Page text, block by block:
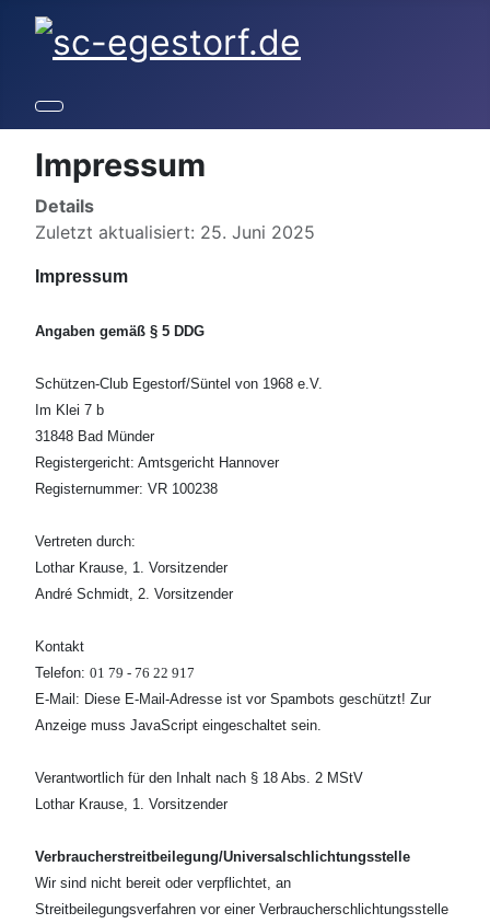
Impressum
Details
Zuletzt aktualisiert: 25. Juni 2025
Impressum
Angaben gemäß § 5 DDG
Schützen-Club Egestorf/Süntel von 1968 e.V.
Im Klei 7 b
31848 Bad Münder
Registergericht: Amtsgericht Hannover
Registernummer: VR 100238
Vertreten durch:
Lothar Krause, 1. Vorsitzender
André Schmidt, 2. Vorsitzender
Kontakt
Telefon: 01 79 - 76 22 917
E-Mail: Diese E-Mail-Adresse ist vor Spambots geschützt! Zur
Anzeige muss JavaScript eingeschaltet sein.
Verantwortlich für den Inhalt nach § 18 Abs. 2 MStV
Lothar Krause, 1. Vorsitzender
Verbraucherstreitbeilegung/Universalschlichtungsstelle
Wir sind nicht bereit oder verpflichtet, an
Streitbeilegungsverfahren vor einer Verbraucherschlichtungsstelle